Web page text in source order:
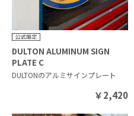
DULTON ALUMINUM SIGN
PLATE C
DULTONのアルミサインプレート
￥2,420